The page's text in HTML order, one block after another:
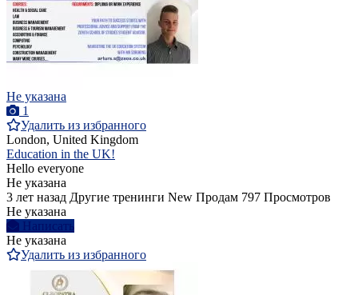
Не указана
1
Удалить из избранного
London, United Kingdom
Education in the UK!
Hello everyone
Не указана
3 лет назад Другие тренинги New Продам 797 Просмотров
Не указана
Написать
Не указана
Удалить из избранного